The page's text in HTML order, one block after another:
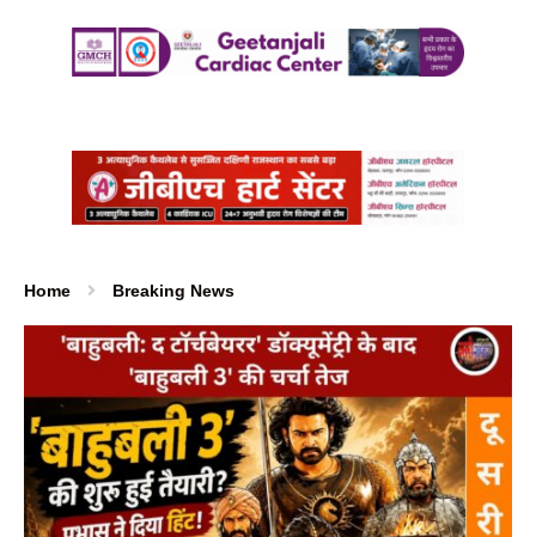
Home Breaking News